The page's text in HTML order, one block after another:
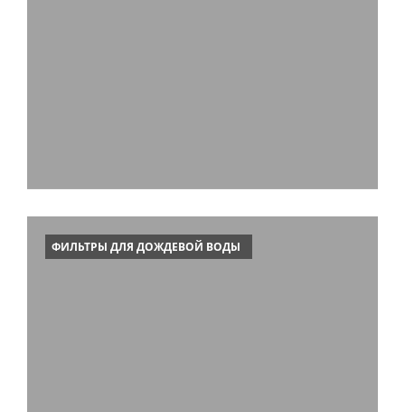
ФИЛЬТРЫ ДЛЯ ДОЖДЕВОЙ ВОДЫ